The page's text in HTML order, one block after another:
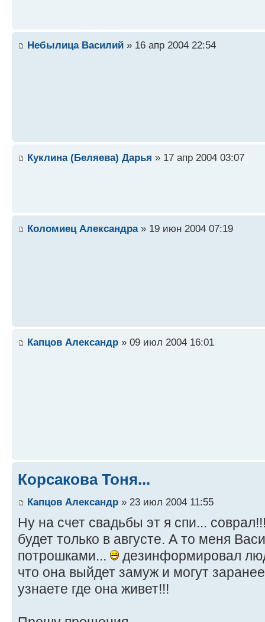
Небылица Василий » 16 апр 2004 22:54
Куклина (Беляева) Дарья » 17 апр 2004 03:07
Коломиец Александра» 19 июн 2004 07:19
Капцов Александр » 09 июл 2004 16:01
Корсакова Тоня...
Капцов Александр » 23 июл 2004 11:55
Ну на счет свадьбы эт я спи...
будет только в августе. А то меня
потрошками...
дезинформировал
что она выйдет замуж и могут
узнаете где она живет!!!